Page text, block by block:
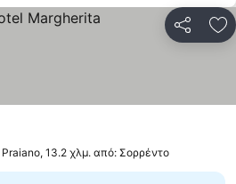
Praiano, 13.2 χλμ. από: Σορρέντο